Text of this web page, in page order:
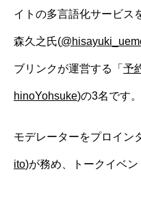
イトの多言語化サービス
森久之氏(
ブリンクが運営する「 予
hinoYohsuke)の3名です。
モデレーターをプロイン
ito)が務め、トークイベン